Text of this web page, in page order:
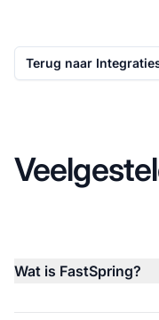
Terug naar
Wat is FastSpring?